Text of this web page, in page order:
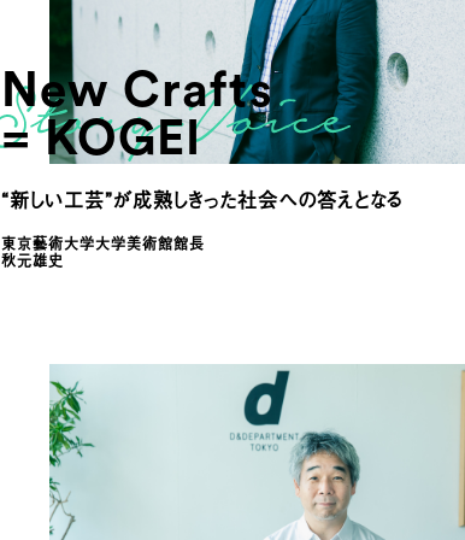
New Crafts
= KOGEI
“新しい工芸”が成熟しきった社会への答えとなる
東京藝術大学大学美術館館長
秋元雄史